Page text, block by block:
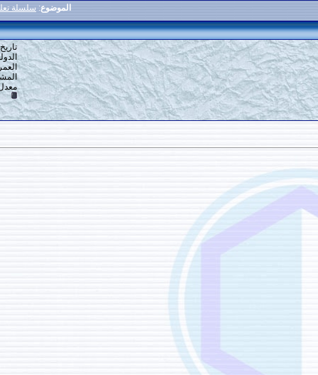
سلسلة تعليم خط الرقعة للمبتدئين
#
4
تاريخ التسجيل: 16-12-2013
الدولة: القاهرة
العمر: 59
المشاركات: 6,918
معدل تقييم المستوى: 10